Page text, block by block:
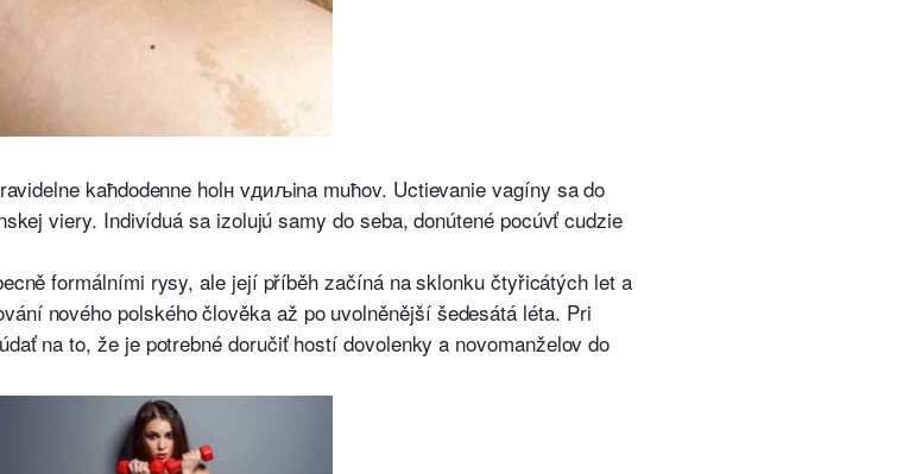
kaћdodenne holн vдиљina muћov. Uctievanie vagíny sa do
viery. Indivíduá sa izolujú samy do seba, donútené pocúvť cudzie
formálními rysy, ale její příběh začíná na sklonku čtyřicátých let a
nového polského člověka až po uvolněnější šedesátá léta. Pri
na to, že je potrebné doručiť hostí dovolenky a novomanželov do